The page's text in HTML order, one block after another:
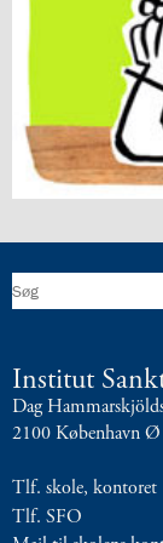
Bilingual
Department
indlæg:
Upcycling
mellemtrinnet
indlæg:
Tre
der
skriver
løs
faseugen
Institut
Dag
2100 København Ø
Tlf. skole, kontoret
Tlf. SFO